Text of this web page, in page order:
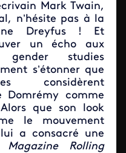
Mark Twain,
n’hésite pas à la
Dreyfus ! Et
un écho aux
gender studies
s’étonner que
considèrent
Domrémy comme
que son look
le mouvement
a consacré une
Magazine Rolling